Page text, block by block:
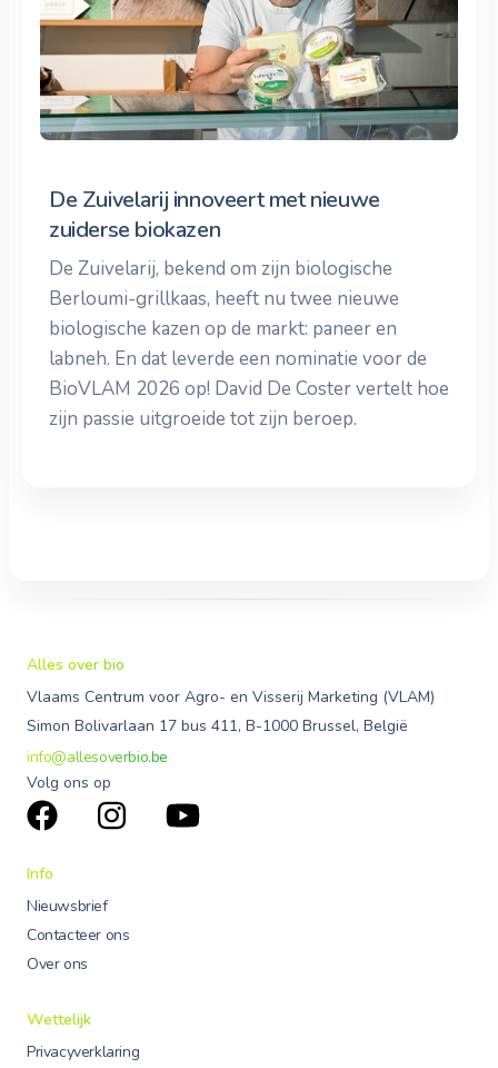
De Zuivelarij innoveert met nieuwe
zuiderse biokazen
De Zuivelarij, bekend om zijn biologische
Berloumi-grillkaas, heeft nu twee nieuwe
biologische kazen op de markt: paneer en
labneh. En dat leverde een nominatie voor de
BioVLAM 2026 op! David De Coster vertelt hoe
zijn passie uitgroeide tot zijn beroep.
Alles over bio
Vlaams Centrum voor Agro- en Visserij Marketing (VLAM)
Simon Bolivarlaan 17 bus 411, B-1000 Brussel, België
info@allesoverbio.be
Volg ons op
Info
Nieuwsbrief
Contacteer ons
Over ons
Wettelijk
Privacyverklaring